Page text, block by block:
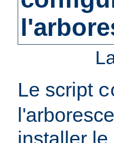
Le script
installer